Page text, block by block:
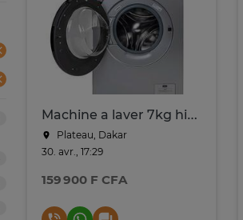
Machine a laver 7kg hisense
Plateau, Dakar
30. avr., 17:29
159 900 F CFA